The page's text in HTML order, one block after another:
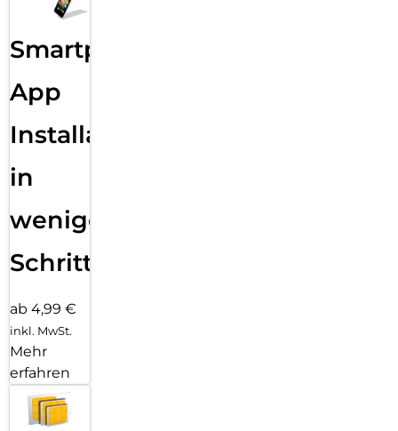
Smartphone
App
Installation
in
wenigen
Schritten
ab 4,99 €
inkl. MwSt.
Mehr
erfahren